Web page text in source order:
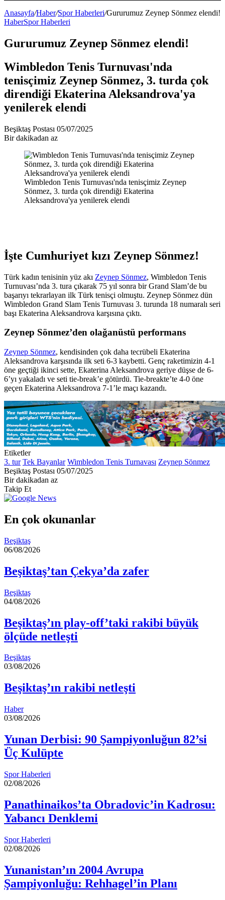
Anasayfa/Haber/Spor Haberleri/Gururumuz Zeynep Sönmez elendi!
HaberSpor Haberleri
Gururumuz Zeynep Sönmez elendi!
Wimbledon Tenis Turnuvası'nda
tenisçimiz Zeynep Sönmez, 3. turda çok
direndiği Ekaterina Aleksandrova'ya
yenilerek elendi
Beşiktaş Postası Bir
e-
göndermek
05/07/2025
Bir dakikadan az
Wimbledon Tenis Turnuvası'nda tenisçimiz Zeynep
Sönmez, 3. turda çok direndiği Ekaterina
Aleksandrova'ya yenilerek elendi
İşte Cumhuriyet kızı Zeynep Sönmez!
Türk kadın tenisinin yüz akı Zeynep Sönmez, Wimbledon Tenis
Turnuvası’nda 3. tura çıkarak 75 yıl sonra bir Grand Slam’de bu
başarıyı tekrarlayan ilk Türk tenisçi olmuştu. Zeynep Sönmez dün
Wimbledon Grand Slam Tenis Turnuvası 3. turunda 18 numaralı seri
başı Ekaterina Aleksandrova karşısına çıktı.
Zeynep Sönmez’den olağanüstü performans
Zeynep Sönmez, kendisinden çok daha tecrübeli Ekaterina
Aleksandrova karşısında ilk seti 6-3 kaybetti. Genç raketimizin 4-1
öne geçtiği ikinci sette, Ekaterina Aleksandrova geriye düşse de 6-
6’yı yakaladı ve seti tie-break’e götürdü. Tie-breakte’te 4-0 öne
geçen Ekaterina Aleksandrova 7-1’le maçı kazandı.
Etiketler
3. tur Tek Bayanlar Wimbledon Tenis Turnavası Zeynep Sönmez
Beşiktaş Postası Bir
e-
05/07/2025
Bir dakikadan az
Takip Et
En çok okunanlar
Beşiktaş
06/08/2026
Beşiktaş’tan Çekya’da zafer
Beşiktaş
04/08/2026
Beşiktaş’ın play-off’taki rakibi büyük
ölçüde netleşti
Beşiktaş
03/08/2026
Beşiktaş’ın rakibi netleşti
Haber
03/08/2026
Yunan Derbisi: 90 Şampiyonluğun 82’si
Üç Kulüpte
Spor Haberleri
02/08/2026
Panathinaikos’ta Obradovic’in Kadrosu:
Yabancı Denklemi
Spor Haberleri
02/08/2026
Yunanistan’ın 2004 Avrupa
Şampiyonluğu: Rehhagel’in Planı